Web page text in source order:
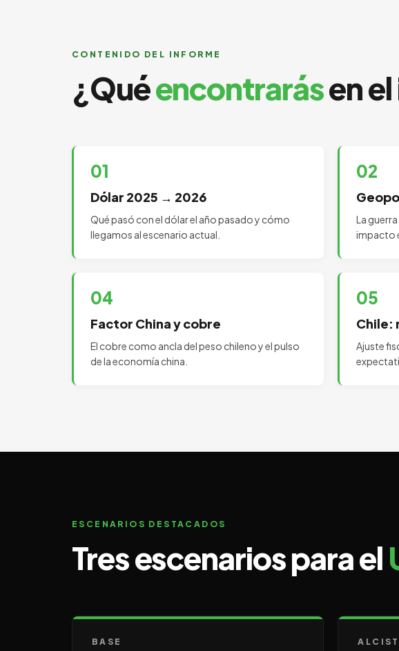
CONTENIDO DEL INFORME
¿Quéencontrarásen
01
Dólar 2025 → 2026
Qué pasó con el dólar el año pasado y cómo
llegamos al escenario actual.
02
La
impacto
04
Factor China y cobre
El cobre como ancla del peso chileno y el pulso
de la economía china.
05
Chile:
Ajuste
ESCENARIOS DESTACADOS
Tres escenarios para el
BASE